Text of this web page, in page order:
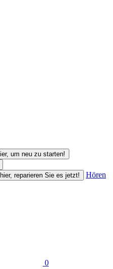
um neu zu starten!
reparieren Sie es jetzt!
Hören
0